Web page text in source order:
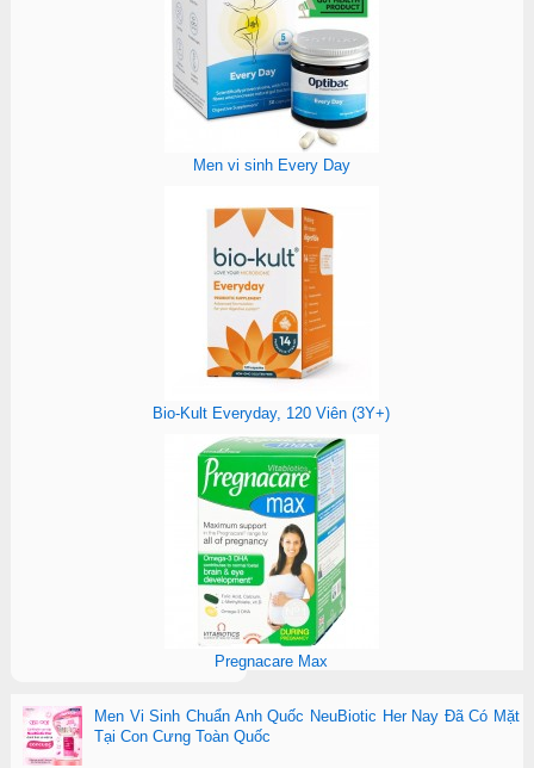
Men vi sinh Every Day
Bio-Kult Everyday, 120 Viên (3Y+)
Pregnacare Max
Men Vi Sinh Chuẩn Anh Quốc NeuBiotic Her Nay Đã Có Mặt
Tại Con Cưng Toàn Quốc